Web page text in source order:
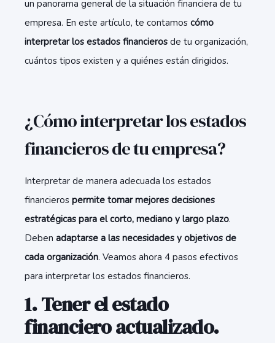
un panorama general de la situación financiera de tu
empresa. En este artículo, te contamos cómo
interpretar los estados financieros de tu organización,
cuántos tipos existen y a quiénes están dirigidos.
¿Cómo interpretar los estados
financieros de tu empresa?
Interpretar de manera adecuada los estados
financieros permite tomar mejores decisiones
estratégicas para el corto, mediano y largo plazo.
Deben adaptarse a las necesidades y objetivos de
cada organización. Veamos ahora 4 pasos efectivos
para interpretar los estados financieros.
1. Tener el estado
financiero actualizado.